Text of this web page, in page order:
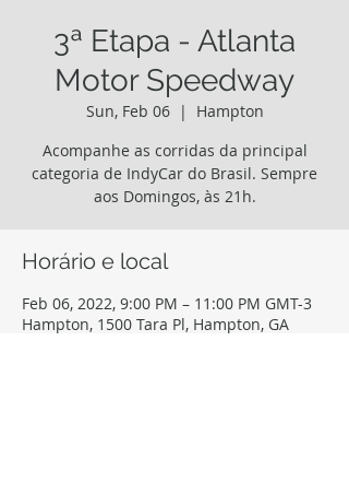
3ª Etapa - Atlanta
Motor Speedway
Sun, Feb 06
  |
Hampton
Acompanhe as corridas da principal
categoria de IndyCar do Brasil. Sempre
aos Domingos, às 21h.
Horário e local
Feb 06, 2022, 9:00 PM – 11:00 PM GMT-3
Hampton, 1500 Tara Pl, Hampton, GA